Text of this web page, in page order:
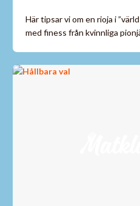
Här tipsar vi om en rioja i
med finess från kvinnliga